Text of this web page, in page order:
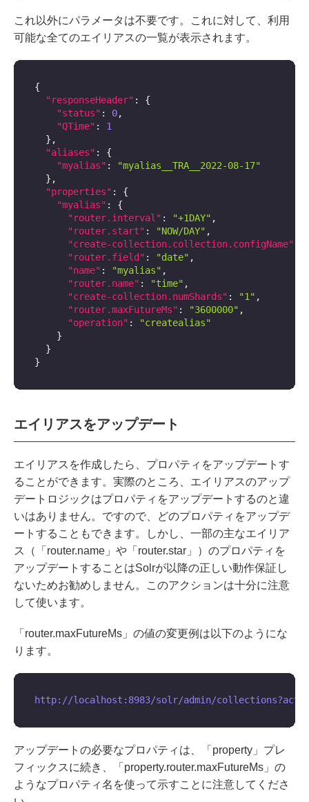
これ以外にパラメータは不要です。これに対して、利用
可能な全てのエイリアスの一覧が表示されます。
{
"responseHeader" :
{
"status" : 0,
"QTime" :
1
} ,
"aliases" :
{
"myalias" :
"myalias__TRA__2022-08-17"
} ,
"properties" :
{
"myalias" :
{
"router.interval" : "+1DAY" ,
"router.start" : "NOW/DAY" ,
"create-collection.collection.configName"
"router.field" : "date" ,
"name" : "myalias" ,
"router.name" : "time" ,
"create-collection.numShards" : "1" ,
"router.maxFutureMs" : "3600000" ,
"operation" :
"createalias"
}
}
}
エイリアスをアップデート
エイリアスを作成したら、プロパティをアップデートす
ることができます。実際のところ、エイリアスのアップ
デートロジックはプロパティをアップデートするのと違
いはありません。ですので、どのプロパティをアップデ
ートすることもできます。しかし、一部の主なエイリア
ス（「router.name」や「router.star」）のプロパティを
アップデートすることはSolrが以降の正しい動作保証し
ないためお勧めしません。このアクションは十分に注意
して使います。
「router.maxFutureMs」の値の変更例は以下のようにな
ります。
アップデートの必要なプロパティは、「property」プレ
フィックスに続き、「property.router.maxFutureMs」の
ようなプロパティ名を使って示すことに注意してくださ